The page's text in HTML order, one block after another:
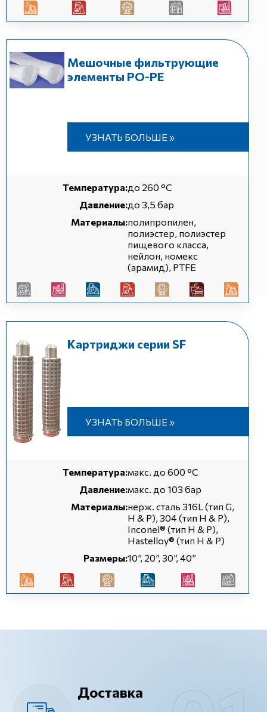
Мешочные фильтрующие
элементы РО-РЕ
УЗНАТЬ БОЛЬШЕ »
Температура:до 260 °C
Давление:до 3,5 бар
Материалы:полипропилен,
полиэстер, полиэстер
пищевого класса,
нейлон, номекс
(арамид), PTFE
Картриджи серии SF
УЗНАТЬ БОЛЬШЕ »
Температура:макс. до 600 °C
Давление:макс. до 103 бар
Материалы:нерж. сталь 316L (тип G,
H & P), 304 (тип H & P),
Inconel® (тип H & P),
Hastelloy® (тип H & P)
Размеры:10”, 20”, 30”, 40”
Доставка